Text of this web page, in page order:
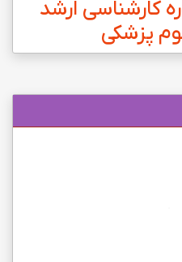
کارشناسی ارشد
پزشکی